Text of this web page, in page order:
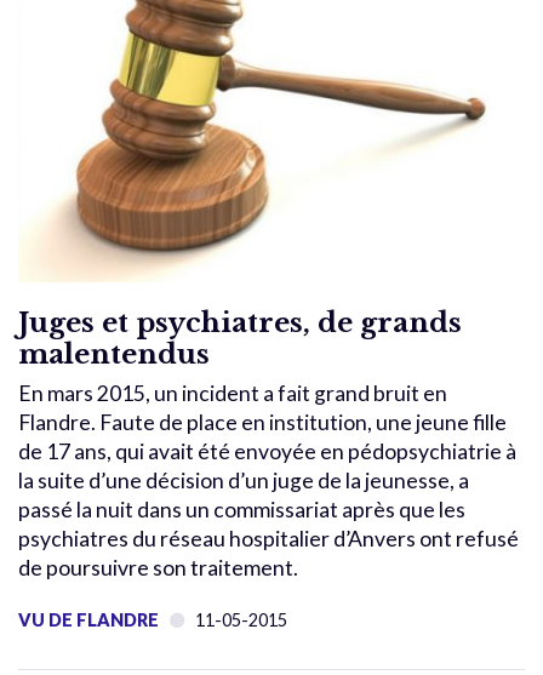
Juges et psychiatres, de grands
malentendus
En mars 2015, un incident a fait grand bruit en
Flandre. Faute de place en institution, une jeune fille
de 17 ans, qui avait été envoyée en pédopsychiatrie à
la suite d’une décision d’un juge de la jeunesse, a
passé la nuit dans un commissariat après que les
psychiatres du réseau hospitalier d’Anvers ont refusé
de poursuivre son traitement.
VU DE FLANDRE 11-05-2015